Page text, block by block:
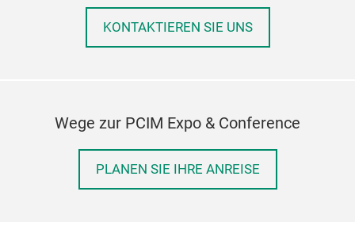
KONTAKTIEREN SIE UNS
Wege zur PCIM Expo & Conference
PLANEN SIE IHRE ANREISE